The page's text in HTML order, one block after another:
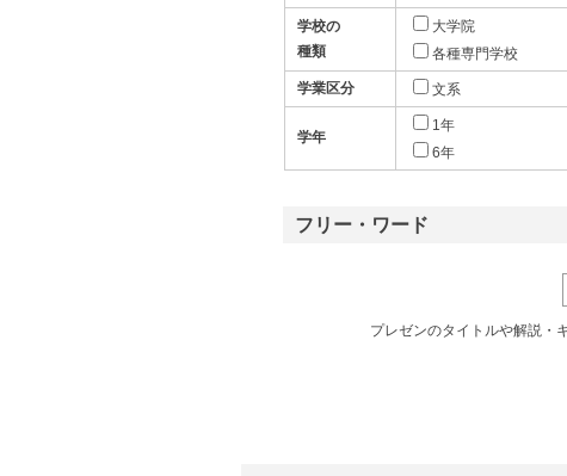
学校の
種類
大学院
各種専門学校
学業区分 文系
学年
1年
6年
フリー・ワード
プレゼンのタイトルや解説・